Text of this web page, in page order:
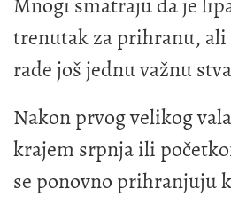
trenutak za prihranu,
rade još jednu važnu
Nakon prvog velikog
krajem srpnja ili
se ponovno prihranjuju